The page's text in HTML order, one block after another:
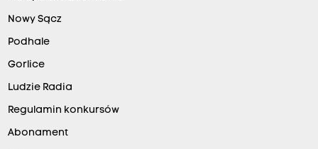
Nowy Sącz
Podhale
Gorlice
Ludzie Radia
Regulamin konkursów
Abonament